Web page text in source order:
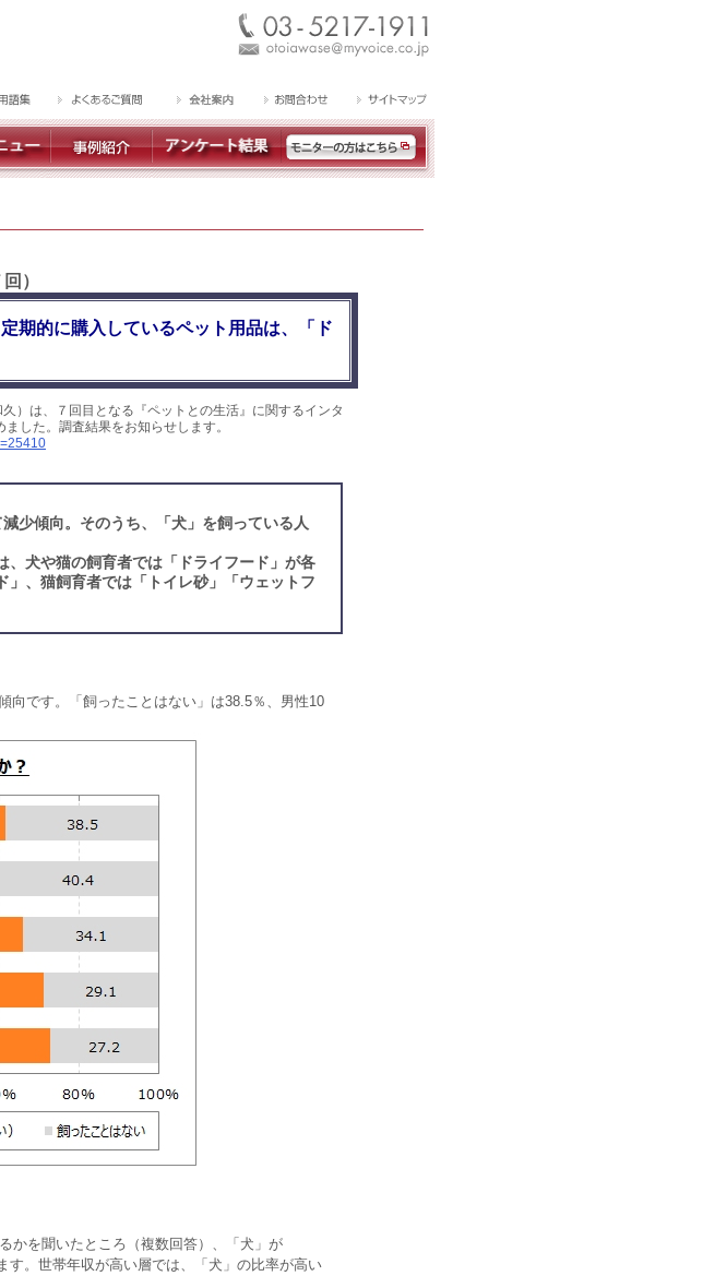
）
期的に購入しているペット用品は、「ド
）は、７回目となる『ペットとの生活』に関するインタ
した。調査結果をお知らせします。
少傾向。そのうち、「犬」を飼っている人
犬や猫の飼育者では「ドライフード」が各
、猫飼育者では「トイレ砂」「ウェットフ
向です。「飼ったことはない」は38.5％、男性10
かを聞いたところ（複数回答）、「犬」が
す。世帯年収が高い層では、「犬」の比率が高い